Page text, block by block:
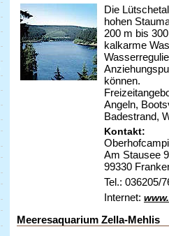
Die
hohen
200 m bis
kalkarme
können.
Angeln,
Badestrand,
Kontakt:
Am Stausee 9
99330
Tel.: 036205/
Internet:
Meeresaquarium Zella-Mehlis